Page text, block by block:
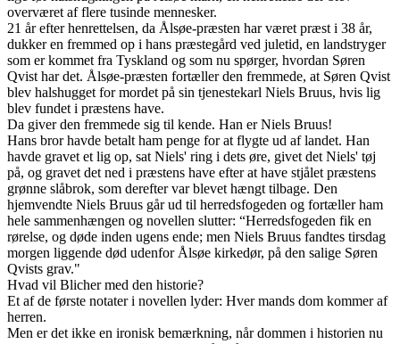
overværet af flere tusinde mennesker.
21 år efter henrettelsen, da Ålsøe-præsten har været præst i 38 år,
dukker en fremmed op i hans præstegård ved juletid, en landstryger
som er kommet fra Tyskland og som nu spørger, hvordan Søren
Qvist har det. Ålsøe-præsten fortæller den fremmede, at Søren Qvist
blev halshugget for mordet på sin tjenestekarl Niels Bruus, hvis lig
blev fundet i præstens have.
Da giver den fremmede sig til kende. Han er Niels Bruus!
Hans bror havde betalt ham penge for at flygte ud af landet. Han
havde gravet et lig op, sat Niels' ring i dets øre, givet det Niels' tøj
på, og gravet det ned i præstens have efter at have stjålet præstens
grønne slåbrok, som derefter var blevet hængt tilbage. Den
hjemvendte Niels Bruus går ud til herredsfogeden og fortæller ham
hele sammenhængen og novellen slutter: “Herredsfogeden fik en
rørelse, og døde inden ugens ende; men Niels Bruus fandtes tirsdag
morgen liggende død udenfor Ålsøe kirkedør, på den salige Søren
Qvists grav."
Hvad vil Blicher med den historie?
Et af de første notater i novellen lyder: Hver mands dom kommer af
herren.
Men er det ikke en ironisk bemærkning, når dommen i historien nu